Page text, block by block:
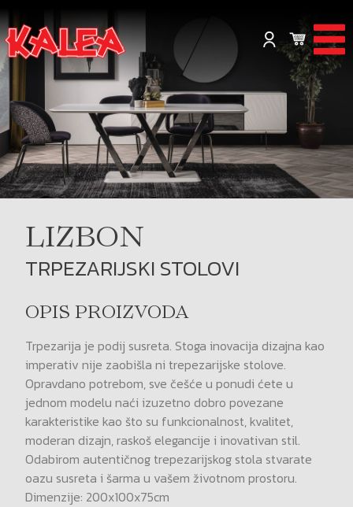
LIZBON
TRPEZARIJSKI STOLOVI
OPIS PROIZVODA
Trpezarija je podij susreta. Stoga inovacija dizajna kao
imperativ nije zaobišla ni trepezarijske stolove.
Opravdano potrebom, sve češće u ponudi ćete u
jednom modelu naći izuzetno dobro povezane
karakteristike kao što su funkcionalnost, kvalitet,
moderan dizajn, raskoš elegancije i inovativan stil.
Odabirom autentičnog trepezarijskog stola stvarate
oazu susreta i šarma u vašem životnom prostoru.
Dimenzije: 200x100x75cm